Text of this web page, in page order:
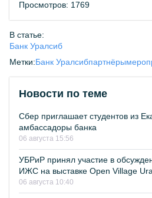
Просмотров: 1769
В статье:
Банк Уралсиб
Метки:Банк Уралсибпартнёры
Новости по теме
Сбер приглашает студентов из
амбассадоры банка
06 августа 15:56
УБРиР принял участие в
ИЖС на выставке Open Village
06 августа 10:40